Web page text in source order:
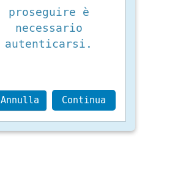
proseguire è
necessario
autenticarsi.
Annulla Continua